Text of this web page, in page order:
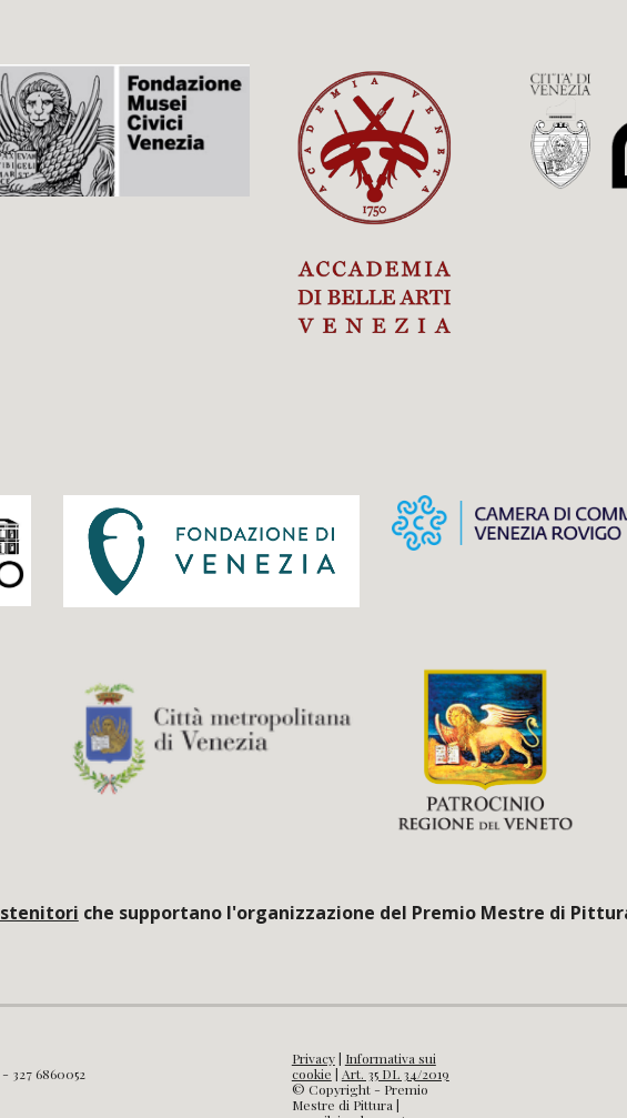
che supportano l'organizzazione del Premio Mestre di
327 6860052
Privacy| Informativa sui
cookie | Art. 35 DL 34/2019
© Copyright - Premio
Mestre di Pittura |